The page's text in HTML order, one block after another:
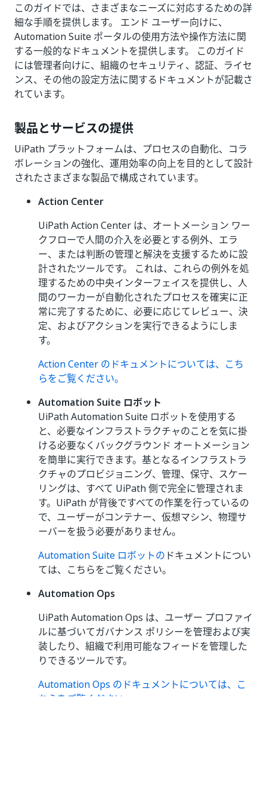
このガイドでは、さまざまなニーズに対応するための詳
細な手順を提供します。 エンド ユーザー向けに、
Automation Suite ポータルの使用方法や操作方法に関
する一般的なドキュメントを提供します。 このガイド
には管理者向けに、組織のセキュリティ、認証、ライセ
ンス、その他の設定方法に関するドキュメントが記載さ
れています。
製品とサービスの提供
UiPath プラットフォームは、プロセスの自動化、コラ
ボレーションの強化、運用効率の向上を目的として設計
されたさまざまな製品で構成されています。
Action Center
UiPath Action Center は、オートメーション ワー
クフローで人間の介入を必要とする例外、エラ
ー、または判断の管理と解決を支援するために設
計されたツールです。 これは、これらの例外を処
理するための中央インターフェイスを提供し、人
間のワーカーが自動化されたプロセスを確実に正
常に完了するために、必要に応じてレビュー、決
定、およびアクションを実行できるようにしま
す。
Action Center のドキュメントについては、こち
らをご覧ください。
Automation Suite ロボット
UiPath Automation Suite ロボットを使用する
と、必要なインフラストラクチャのことを気に掛
ける必要なくバックグラウンド オートメーション
を簡単に実行できます。基となるインフラストラ
クチャのプロビジョニング、管理、保守、スケー
リングは、すべて UiPath 側で完全に管理されま
す。UiPath が背後ですべての作業を行っているの
で、ユーザーがコンテナー、仮想マシン、物理サ
ーバーを扱う必要がありません。
Automation Suite ロボットの ドキュメントについ
ては、こちらをご覧ください。
Automation Ops
UiPath Automation Ops は、ユーザー プロファイ
ルに基づいてガバナンス ポリシーを管理および実
装したり、組織で利用可能なフィードを管理した
りできるツールです。
Automation Ops のドキュメントについては、こ
ちらをご覧ください。